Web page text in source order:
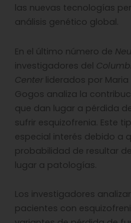
las nuevas tecnologías
análisis genético global.
En el último número de
investigadores del
Center liderados por
Gogos analiza la
que dan lugar a pérdida
sufrir esquizofrenia. Este
especial interés debido a
probabilidad de resultar
lugar a patologías.
Los investigadores
pacientes con